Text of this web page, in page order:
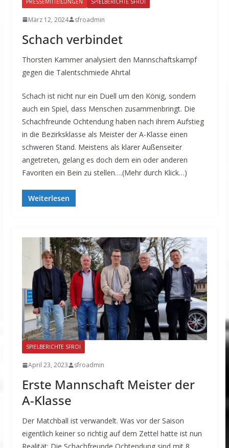
März 12, 2024 sfroadmin
Schach verbindet
Thorsten Kammer analysiert den Mannschaftskampf
gegen die Talentschmiede Ahrtal
Schach ist nicht nur ein Duell um den König, sondern
auch ein Spiel, dass Menschen zusammenbringt. Die
Schachfreunde Ochtendung haben nach ihrem Aufstieg
in die Bezirksklasse als Meister der A-Klasse einen
schweren Stand. Meistens als klarer Außenseiter
angetreten, gelang es doch dem ein oder anderen
Favoriten ein Bein zu stellen….(Mehr durch Klick…)
Weiterlesen
SPIELBERICHTE SFROI
April 23, 2023 sfroadmin
Erste Mannschaft Meister der
A-Klasse
Der Matchball ist verwandelt. Was vor der Saison
eigentlich keiner so richtig auf dem Zettel hatte ist nun